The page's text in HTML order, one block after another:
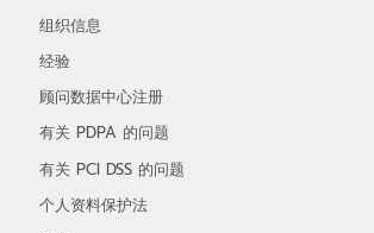
组织信息
经验
顾问数据中心注册
有关 PDPA 的问题
有关 PCI DSS 的问题
个人资料保护法